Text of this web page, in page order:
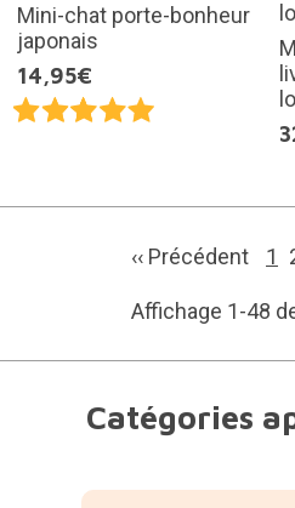
Mini-chat porte-bonheur
japonais
14,95€
‹‹ Précédent 1
Affichage 1-48
Catégories